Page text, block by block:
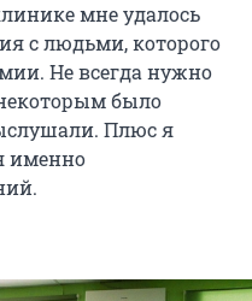
мне удалось
с людьми, которого
Не всегда нужно
было
Плюс я
именно